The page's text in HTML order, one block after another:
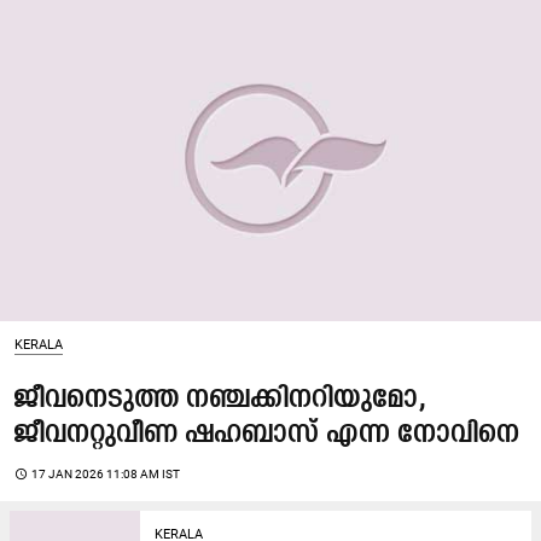
KERALA
ജീവനെടുത്ത നഞ്ചക്കിനറിയുമോ,
ജീവനറ്റുവീണ ഷഹബാസ് എന്ന നോവിനെ
access_time 17 JAN 2026 11:08 AM IST
KERALA